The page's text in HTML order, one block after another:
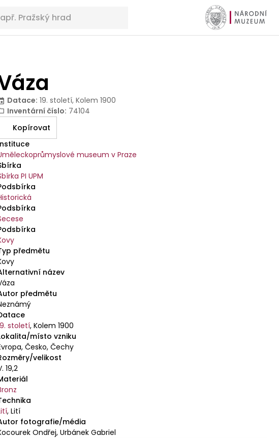
Datace: 19. století, Kolem 1900
Inventární číslo: 74104
Kopírovat
museum v Praze
PI UPM
předmětu
název
předmětu
století,Kolem 1900
místo vzniku
Česko, Čechy
velikost
19,2
,Lití
fotografie/média
Ondřej, Urbánek Gabriel